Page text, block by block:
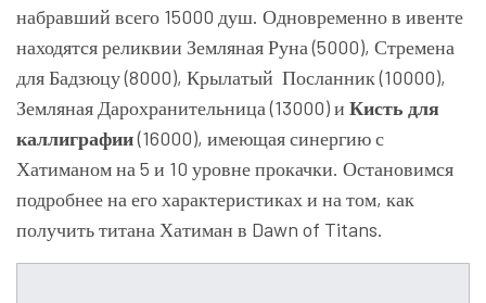
набравший всего 15000 душ. Одновременно в ивенте
находятся реликвии Земляная Руна (5000), Стремена
для Бадзюцу (8000), Крылатый Посланник (10000),
Земляная Дарохранительница (13000) и Кисть для
каллиграфии(16000), имеющая синергию с
Хатиманом на 5 и 10 уровне прокачки. Остановимся
подробнее на его характеристиках и на том, как
получить титана Хатиман в Dawn of Titans.